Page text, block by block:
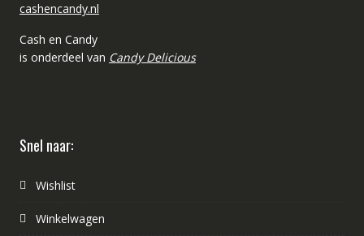
cashencandy.nl
Cash en Candy
is onderdeel van Candy Delicious
Snel naar:
Wishlist
Winkelwagen